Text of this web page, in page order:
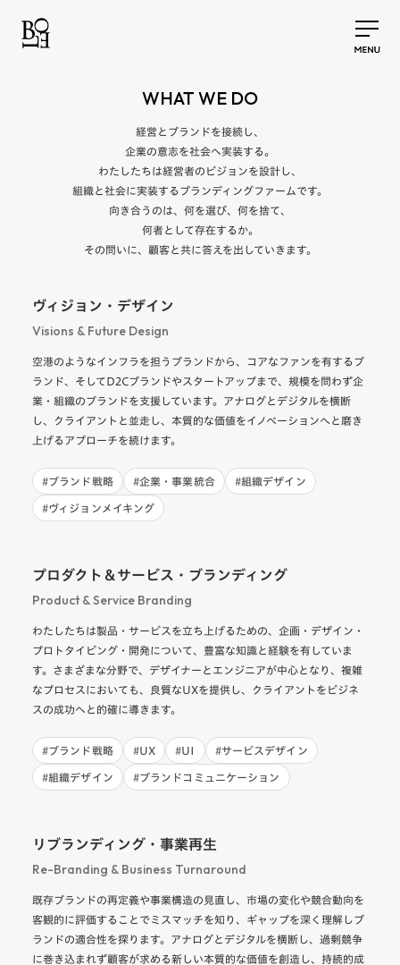
WHAT WE DO
経営とブランドを接続し、
企業の意志を社会へ実装する。
わたしたちは経営者のビジョンを設計し、
組織と社会に実装するブランディングファームです。
向き合うのは、何を選び、何を捨て、
何者として存在するか。
その問いに、顧客と共に答えを出していきます。
ヴィジョン・デザイン
Visions & Future Design
空港のようなインフラを担うブランドから、コアなファンを有するブ
ランド、そしてD2Cブランドやスタートアップまで、規模を問わず企
業・組織のブランドを支援しています。アナログとデジタルを横断
し、クライアントと並走し、本質的な価値をイノベーションへと磨き
上げるアプローチを続けます。
#ブランド戦略 #企業・事業統合 #組織デザイン
#ヴィジョンメイキング
プロダクト＆サービス・ブランディング
Product & Service Branding
わたしたちは製品・サービスを立ち上げるための、企画・デザイン・
プロトタイピング・開発について、豊富な知識と経験を有していま
す。さまざまな分野で、デザイナーとエンジニアが中心となり、複雑
なプロセスにおいても、良質なUXを提供し、クライアントをビジネ
スの成功へと的確に導きます。
#ブランド戦略 #UX #UI #サービスデザイン
#組織デザイン #ブランドコミュニケーション
リブランディング・事業再生
Re-Branding & Business Turnaround
既存ブランドの再定義や事業構造の見直し、市場の変化や競合動向を
客観的に評価することでミスマッチを知り、ギャップを深く理解しブ
ランドの適合性を探ります。アナログとデジタルを横断し、過剰競争
に巻き込まれず顧客が求める新しい本質的な価値を創造し、持続的成